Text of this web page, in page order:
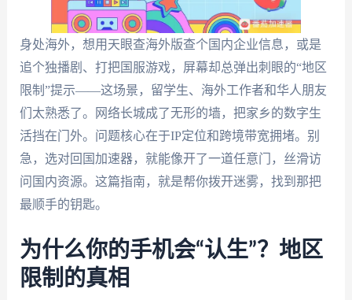
身处海外，想用天眼查海外版查个国内企业信息，或是
追个独播剧、打把国服游戏，屏幕却总弹出刺眼的“地区
限制”提示——这场景，留学生、海外工作者和华人朋友
们太熟悉了。网络长城成了无形的墙，把家乡的数字生
活挡在门外。问题核心在于IP定位和跨境带宽拥堵。别
急，选对回国加速器，就能像开了一道任意门，丝滑访
问国内资源。这篇指南，就是帮你拨开迷雾，找到那把
最顺手的钥匙。
为什么你的手机会“认生”？地区
限制的真相